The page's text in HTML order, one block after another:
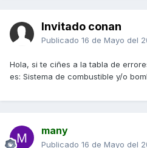
Invitado conan
Publicado 16 de Mayo del
Hola, si te ciñes a la tabla de
es: Sistema de combustible y/o
many
Publicado 16 de Mayo del